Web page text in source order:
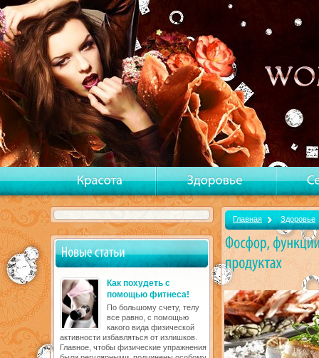
Как похудеть с
помощью фитнеса!
По большому счету, телу
все равно, с помощью
какого вида физической
активности избавляться от излишков.
Главное, чтобы физические упражнения
Главная Здоровье